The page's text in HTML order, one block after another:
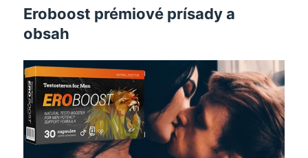
Eroboost prémiové prísady a
obsah